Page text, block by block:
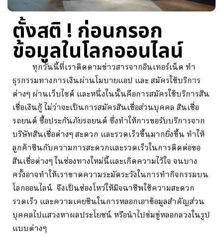
ตั้งสติ ! ก่อนกรอก
ข้อมูลในโลกออนไลน์
ทุกวันนี้ที่เราติดตามข่าวสารจากอินเทอร์เน็ต ทำ
ธุรกรรมทางการเงินผ่านโมบายแอป และ สมัครใช้บริการ
ต่างๆ ผ่านเว็บไซต์ และหนึ่งในนั้นคือการสมัครใช้บริการสิน
เชื่อเงินกู้ ไม่ว่าจะเป็นการสมัครสินเชื่อส่วนบุคคล สินเชื่อ
รถยนต์ ซื้อประกันภัยรถยนต์ ซึ่งทำให้การขอรับบริการจาก
บริษัทสินเชื่อต่างๆ สะดวก และรวดเร็วขึ้นมากยิ่งขึ้น ทำให้
ลูกค้าชินกับความการสะดวกและรวดเร็วในการติดต่อขอ
สินเชื่อต่างๆ ในช่องทางใหม่นี้และเกิดความไว้ใจ จนบาง
ครั้งอาจทำให้เราขาดความระมัดระวังในการทำกิจกรรมบน
โลกออนไลน์ จึงเป็นช่องโหว่ให้มิจฉาชีพใช้ความสะดวก
รวดเร็ว และความเคยชินในการหลอกเอาข้อมูลสำคัญส่วน
บุคคลไปแสวงหาผลประโยชน์ หรือนำไปข่มขู่หลอกลวงในรูป
แบบต่างๆ